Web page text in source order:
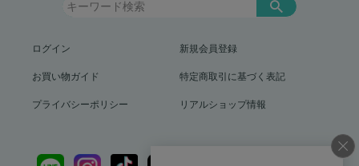
ログイン 新規会員登録
お買い物ガイド 特定商取引に基づく表記
プライバシーポリシー リアルショップ情報